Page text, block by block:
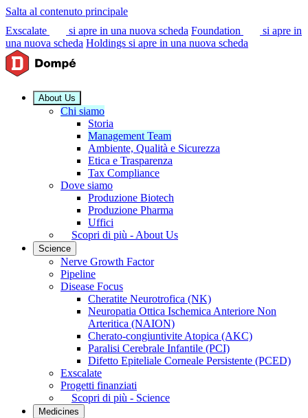
Salta al contenuto principale
Exscalate
si apre in una nuova scheda Foundation
si apre in
una nuova scheda Holdings si apre in una nuova scheda
About Us
Chi siamo
Storia
Management Team
Ambiente, Qualità e Sicurezza
Etica e Trasparenza
Tax Compliance
Dove siamo
Produzione Biotech
Produzione Pharma
Uffici
Scopri di più - About Us
Science
Nerve Growth Factor
Pipeline
Disease Focus
Cheratite Neurotrofica (NK)
Neuropatia Ottica Ischemica Anteriore Non
Arteritica (NAION)
Cherato-congiuntivite Atopica (AKC)
Paralisi Cerebrale Infantile (PCI)
Difetto Epiteliale Corneale Persistente (PCED)
Exscalate
Progetti finanziati
Scopri di più - Science
Medicines